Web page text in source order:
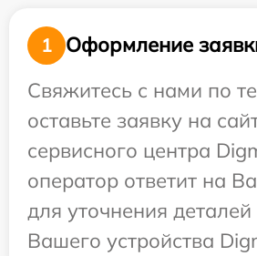
1
Оформление
Свяжитесь с нами по
оставьте заявку на
сервисного центра
оператор ответит на
для уточнения
Вашего устройства